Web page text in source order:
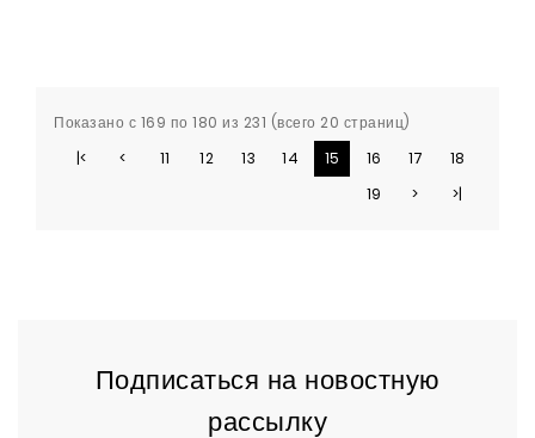
Показано с 169 по 180 из 231 (всего 20 страниц)
|<
< 11 12 13 14 15 16 17
18
19
> >|
Подписаться на новостную
рассылку